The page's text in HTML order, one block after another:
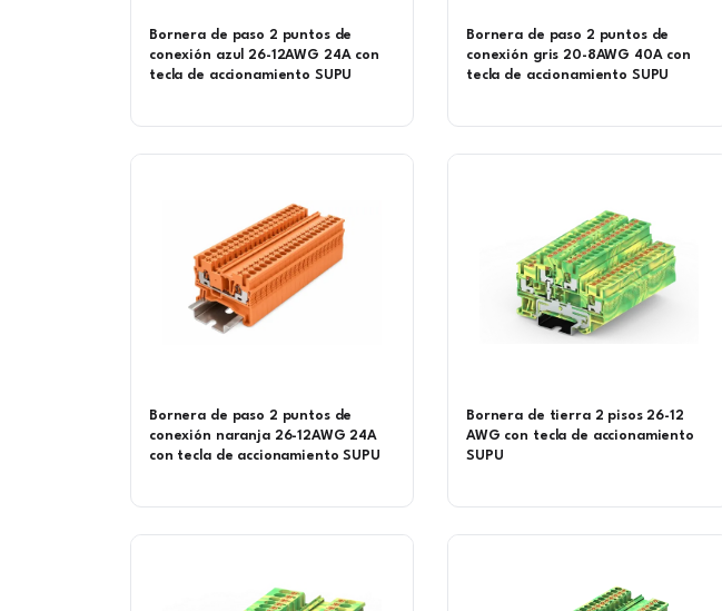
Bornera de paso 2 puntos de
conexión azul 26-12AWG 24A con
tecla de accionamiento SUPU
Bornera de paso 2 puntos de
conexión gris 20-8AWG 40A con
tecla de accionamiento SUPU
Bornera de paso 2 puntos de
conexión naranja 26-12AWG 24A
con tecla de accionamiento SUPU
Bornera de tierra 2 pisos 26-12
AWG con tecla de accionamiento
SUPU